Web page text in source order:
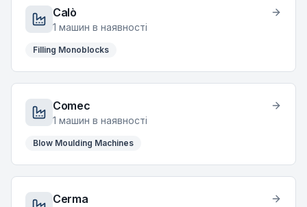
Calò
1 машин в наявності
Filling Monoblocks
Comec
1 машин в наявності
Blow Moulding Machines
Cerma